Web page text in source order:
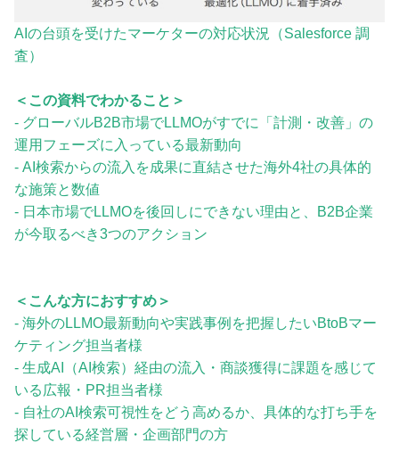
AIの台頭を受けたマーケターの対応状況（Salesforce 調
査）
＜この資料でわかること＞
- グローバルB2B市場でLLMOがすでに「計測・改善」の
運用フェーズに入っている最新動向
- AI検索からの流入を成果に直結させた海外4社の具体的
な施策と数値
- 日本市場でLLMOを後回しにできない理由と、B2B企業
が今取るべき3つのアクション
＜こんな方におすすめ＞
- 海外のLLMO最新動向や実践事例を把握したいBtoBマー
ケティング担当者様
- 生成AI（AI検索）経由の流入・商談獲得に課題を感じて
いる広報・PR担当者様
- 自社のAI検索可視性をどう高めるか、具体的な打ち手を
探している経営層・企画部門の方